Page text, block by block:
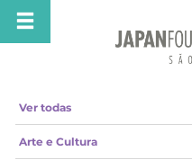
Ver todas
Arte e Cultura